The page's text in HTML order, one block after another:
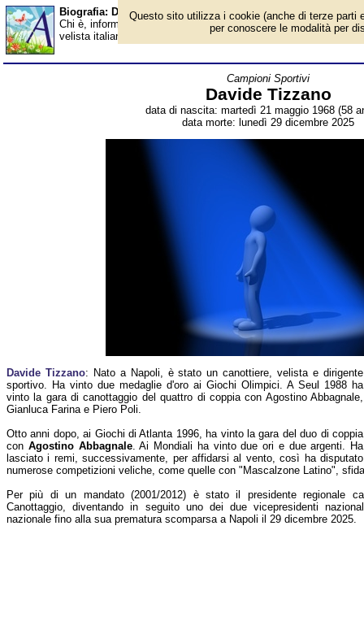
Biografia: Davide Tizzano - Almanacco
Chi è, informazioni, foto, qual è la data di nascita, dove è nato,
velista italiano, campione olimpico e mondiale di canottaggio.
Campioni Sportivi
Davide Tizzano
data di nascita: martedì 21 maggio 1968 (58
data morte: lunedì 29 dicembre 2025
Davide Tizzano: Nato a Napoli, è stato un canottiere, velista e dirigente
sportivo. Ha vinto due medaglie d'oro ai Giochi Olimpici. A Seul 1988 ha
vinto la gara di canottaggio del quattro di coppia con Agostino Abbagnale,
Gianluca Farina e Piero Poli.
Otto anni dopo, ai Giochi di Atlanta 1996, ha vinto la gara del duo di coppia
con Agostino Abbagnale. Ai Mondiali ha vinto due ori e due argenti. Ha
lasciato i remi, successivamente, per affidarsi al vento, così ha disputato
numerose competizioni veliche, come quelle con "Mascalzone Latino",
Per più di un mandato (2001/2012) è stato il presidente regionale
Canottaggio, diventando in seguito uno dei due vicepresidenti
nazionale fino alla sua prematura scomparsa a Napoli il 29 dicembre 2025.
Questo sito utilizza i cookie (anche di terze parti
per conoscere le modalità per